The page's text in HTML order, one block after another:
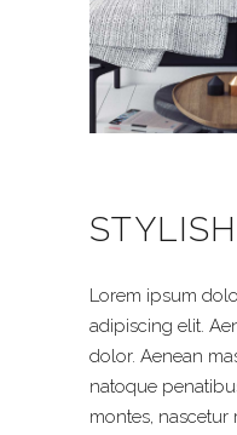
Lorem ipsum
adipiscing elit.
dolor. Aenean
natoque
montes, nascetur